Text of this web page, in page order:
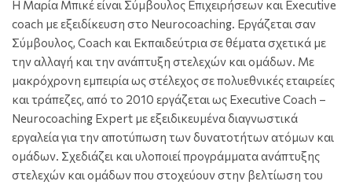
Η Μαρία Μπικέ είναι Σύμβουλος Επιχειρήσεων και Executive
coach με εξειδίκευση στο Neurocoaching. Εργάζεται σαν
Σύμβουλος, Coach και Εκπαιδεύτρια σε θέματα σχετικά με
την αλλαγή και την ανάπτυξη στελεχών και ομάδων. Με
μακρόχρονη εμπειρία ως στέλεχος σε πολυεθνικές εταιρείες
και τράπεζες, από το 2010 εργάζεται ως Executive Coach –
Neurocoaching Expert με εξειδικευμένα διαγνωστικά
εργαλεία για την αποτύπωση των δυνατοτήτων ατόμων και
ομάδων. Σχεδιάζει και υλοποιεί προγράμματα ανάπτυξης
στελεχών και ομάδων που στοχεύουν στην βελτίωση του